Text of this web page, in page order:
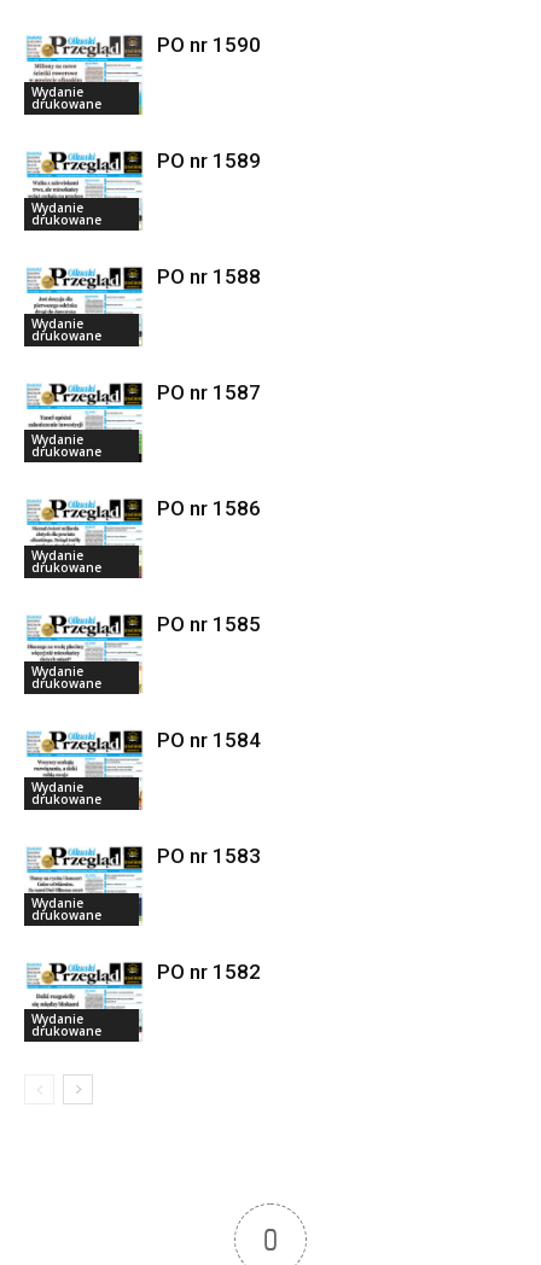
Wydanie
drukowane
PO nr 1590
Wydanie
drukowane
PO nr 1589
Wydanie
drukowane
PO nr 1588
Wydanie
drukowane
PO nr 1587
Wydanie
drukowane
PO nr 1586
Wydanie
drukowane
PO nr 1585
Wydanie
drukowane
PO nr 1584
Wydanie
drukowane
PO nr 1583
Wydanie
drukowane
PO nr 1582
0